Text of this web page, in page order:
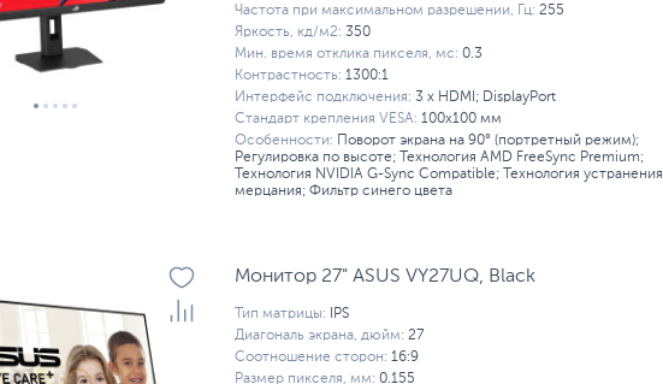
Частота при максимальном разрешении, Гц: 255
Яркость, кд/м2: 350
Мин. время отклика пикселя, мс: 0.3
Контрастность: 1300:1
Интерфейс подключения: 3 x HDMI; DisplayPort
Стандарт крепления VESA: 100x100 мм
Особенности:
Поворот экрана на 90° (портретный режим);
Регулировка по высоте; Технология AMD FreeSync Premium;
Технология NVIDIA G-Sync Compatible; Технология устранения
мерцания; Фильтр синего цвета
Монитор 27" ASUS VY27UQ, Black
Тип матрицы:
IPS
Диагональ экрана, дюйм: 27
Соотношение сторон: 16:9
Размер пикселя, мм: 0.155